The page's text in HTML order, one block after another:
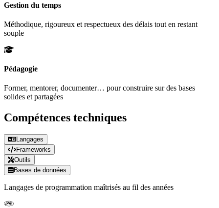
Gestion du temps
Méthodique, rigoureux et respectueux des délais tout en restant
souple
Pédagogie
Former, mentorer, documenter… pour construire sur des bases
solides et partagées
Compétences techniques
Langages
Frameworks
Outils
Bases de données
Langages de programmation maîtrisés au fil des années